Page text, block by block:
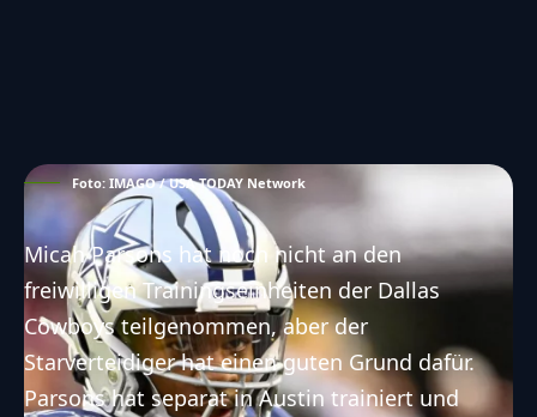
Foto: IMAGO / USA TODAY Network
Micah Parsons hat noch nicht an den
freiwilligen Trainingseinheiten der Dallas
Cowboys teilgenommen, aber der
Starverteidiger hat einen guten Grund dafür.
Parsons hat separat in Austin trainiert und